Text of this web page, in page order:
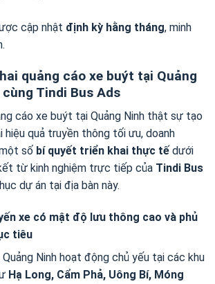
cập nhật định kỳ hằng tháng, minh
quảng cáo xe buýt tại Quảng
Tindi Bus Ads
cáo xe buýt tại Quảng Ninh thật sự tạo
hiệu quả truyền thông tối ưu, doanh
số bí quyết triển khai thực tế dưới
từ kinh nghiệm trực tiếp của Tindi Bus
dự án tại địa bàn này.
xe có mật độ lưu thông cao và phủ
tiêu
Ninh hoạt động chủ yếu tại các khu
Hạ Long, Cẩm Phả, Uông Bí, Móng